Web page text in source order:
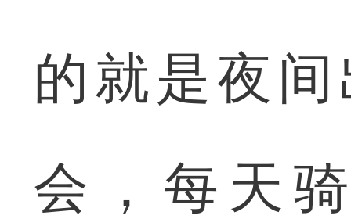
的就是夜
会，每天